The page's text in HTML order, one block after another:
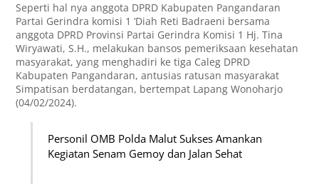
Seperti hal nya anggota DPRD Kabupaten Pangandaran
Partai Gerindra komisi 1 ‘Diah Reti Badraeni bersama
anggota DPRD Provinsi Partai Gerindra Komisi 1 Hj. Tina
Wiryawati, S.H., melakukan bansos pemeriksaan kesehatan
masyarakat, yang menghadiri ke tiga Caleg DPRD
Kabupaten Pangandaran, antusias ratusan masyarakat
Simpatisan berdatangan, bertempat Lapang Wonoharjo
(04/02/2024).
Personil OMB Polda Malut Sukses Amankan
Kegiatan Senam Gemoy dan Jalan Sehat